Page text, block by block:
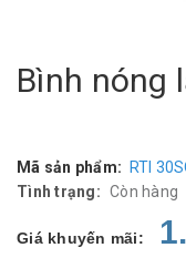
Bình nóng
Mã sản phẩm: RTI
Tình trạng: Còn hàng
Giá khuyến mãi: